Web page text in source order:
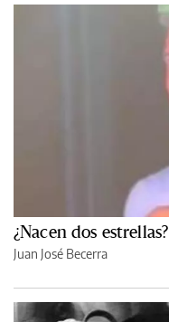
¿Nacen dos estrellas?
Juan José Becerra